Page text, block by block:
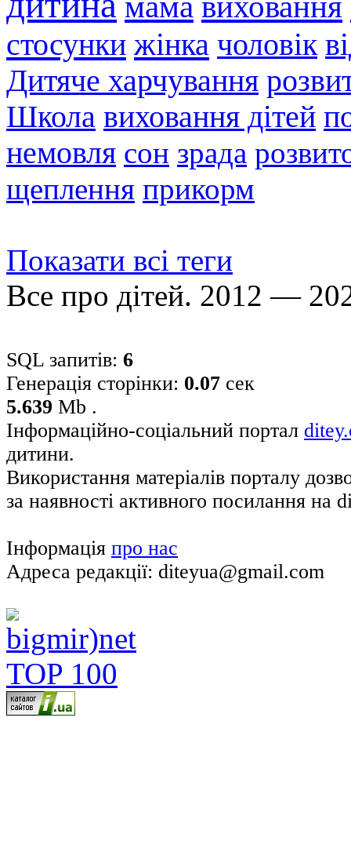
стосунки жінка чоловік
Дитяче харчування
Школа виховання дітей
немовля сон зрада
щеплення прикорм
Показати всі теги
Все про дітей. 2012 —
SQL запитів: 6
Генерація сторінки: 0.07 сек
5.639 Mb .
Інформаційно-соціальний портал
дитини.
Використання матеріалів порталу
за наявності активного посилання на
Інформація про нас
Адреса редакції: diteyua@gmail.com